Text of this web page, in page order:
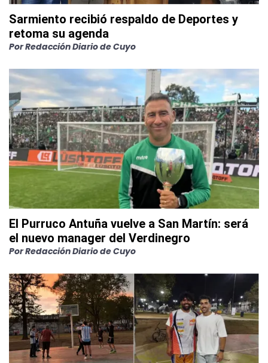
Sarmiento recibió respaldo de Deportes y
retoma su agenda
PorRedacción Diario de Cuyo
El Purruco Antuña vuelve a San Martín: será
el nuevo manager del Verdinegro
PorRedacción Diario de Cuyo